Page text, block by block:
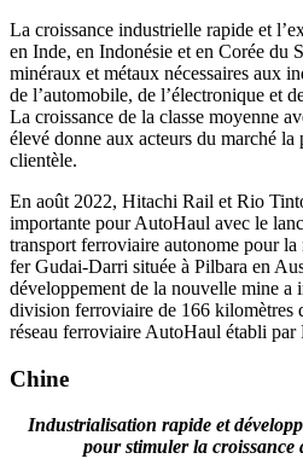
La croissance industrielle rapide et
en Inde, en Indonésie et en Corée du
minéraux et métaux nécessaires aux
de l’automobile, de l’électronique et
La croissance de la classe moyenne
élevé donne aux acteurs du marché
clientèle.
En août 2022, Hitachi Rail et Rio
importante pour AutoHaul avec le
transport ferroviaire autonome pour
fer Gudai-Darri située à Pilbara en
développement de la nouvelle mine a
division ferroviaire de 166 kilomètres
réseau ferroviaire AutoHaul établi
Chine
Industrialisation rapide et
pour stimuler la croissance